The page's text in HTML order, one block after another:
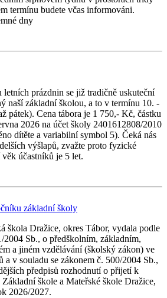
termínu budete včas informováni.
dny
prázdnin se již tradičně uskuteční
naší základní školou, a to v termínu 10. -
pátek). Cena tábora je 1 750,- Kč, částku
2026 na účet školy 2401612808/2010
dítěte a variabilní symbol 5). Čeká nás
výšlapů, zvažte proto fyzické
účastníků je 5 let.
základní školy
škola Dražice, okres Tábor, vydala podle
2004 Sb., o předškolním, základním,
a jiném vzdělávání (školský zákon) ve
a v souladu se zákonem č. 500/2004 Sb.,
předpisů rozhodnutí o přijetí k
škole a Mateřské škole Dražice,
2026/2027.